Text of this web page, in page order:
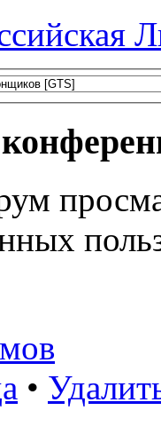
•